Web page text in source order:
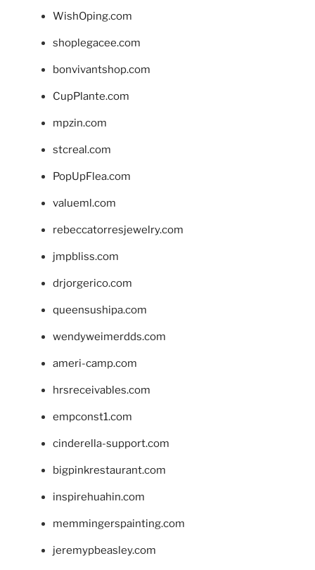
WishOping.com
shoplegacee.com
bonvivantshop.com
CupPlante.com
mpzin.com
stcreal.com
PopUpFlea.com
valueml.com
rebeccatorresjewelry.com
jmpbliss.com
drjorgerico.com
queensushipa.com
wendyweimerdds.com
ameri-camp.com
hrsreceivables.com
empconst1.com
cinderella-support.com
bigpinkrestaurant.com
inspirehuahin.com
memmingerspainting.com
jeremypbeasley.com